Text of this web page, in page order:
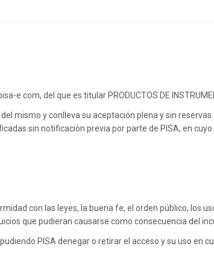
del que es titular PRODUCTOS DE
mismo y conlleva su aceptación plena y sin
sin notificación previa por parte de PISA, en
con las leyes, la buena fe, el orden público, los
que pudieran causarse como consecuencia del
PISA denegar o retirar el acceso y su uso en